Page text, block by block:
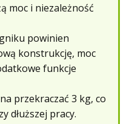
moc i niezależność
powinien
konstrukcję, moc
funkcje
przekraczać 3 kg, co
dłuższej pracy.